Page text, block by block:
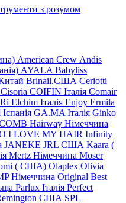
з розумом
American Crew Andis
AYALA Babyliss
Brinail.США Ceriotti
Cisoria COIFIN Італія Comair
Ri Elchim Італія Enjoy Ermila
GA.MA Італія Ginko
Hairway Німеччина
I LOVE MY HAIR Infinity
JANEKE JRL США Kaara (
Mertz Німеччина Moser
( США) Olaplex Olivia
Німеччина Original Best
Parlux Італія Perfect
США SPL